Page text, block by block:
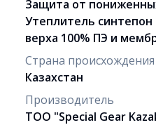
Защита от
Утеплитель синтепон
верха 100% ПЭ и
Страна происхождения
Казахстан
Производитель
ТОО "Special Gear